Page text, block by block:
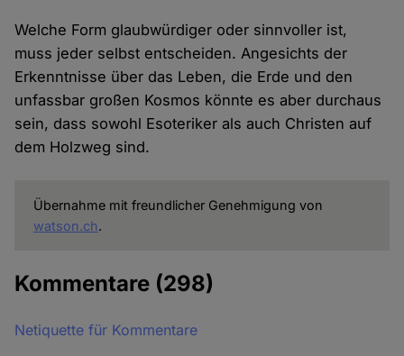
Welche Form glaubwürdiger oder sinnvoller ist,
muss jeder selbst entscheiden. Angesichts der
Erkenntnisse über das Leben, die Erde und den
unfassbar großen Kosmos könnte es aber durchaus
sein, dass sowohl Esoteriker als auch Christen auf
dem Holzweg sind.
Übernahme mit freundlicher Genehmigung von
watson.ch.
Kommentare (298)
Netiquette für Kommentare